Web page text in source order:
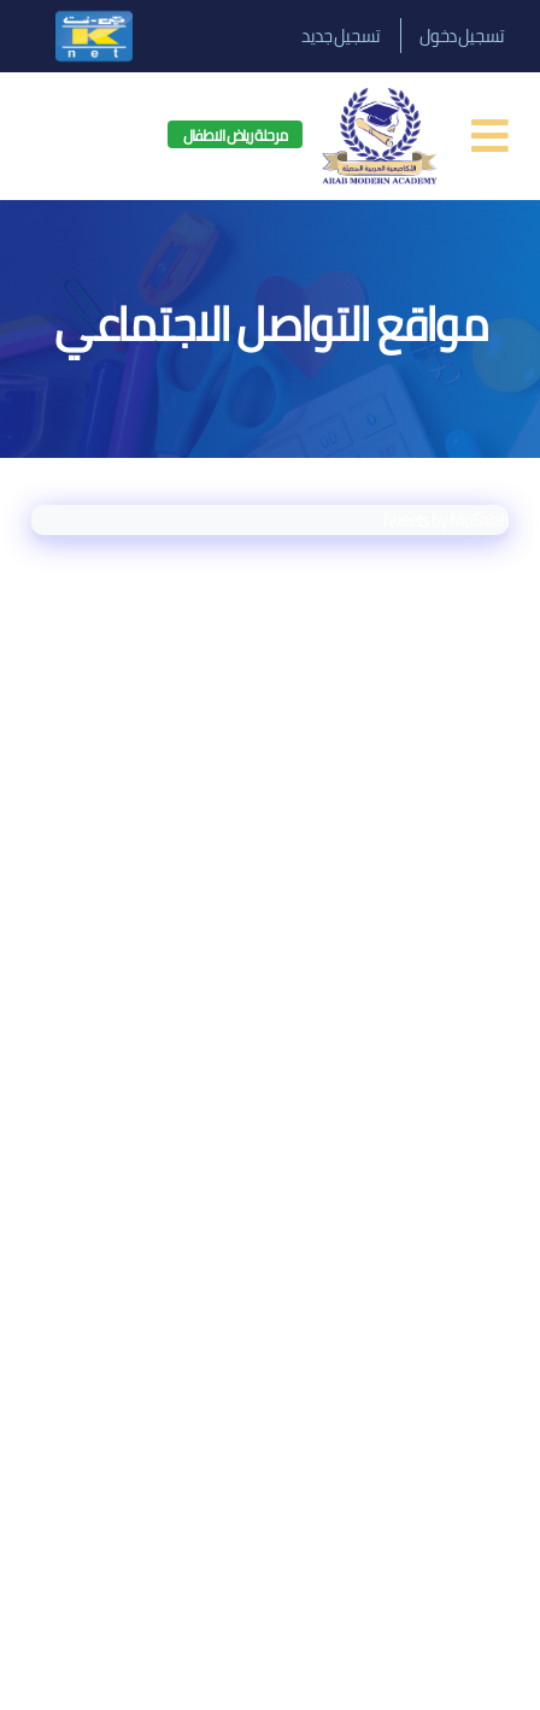
تسجيل دخول تسجيل جديد
مرحلة رياض الاطفال
مواقع التواصل الاجتماعي
Tweets by MoSalah